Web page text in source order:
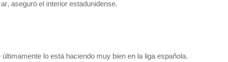
aseguró el interior estadunidense.
últimamente lo está haciendo muy bien en la liga española.